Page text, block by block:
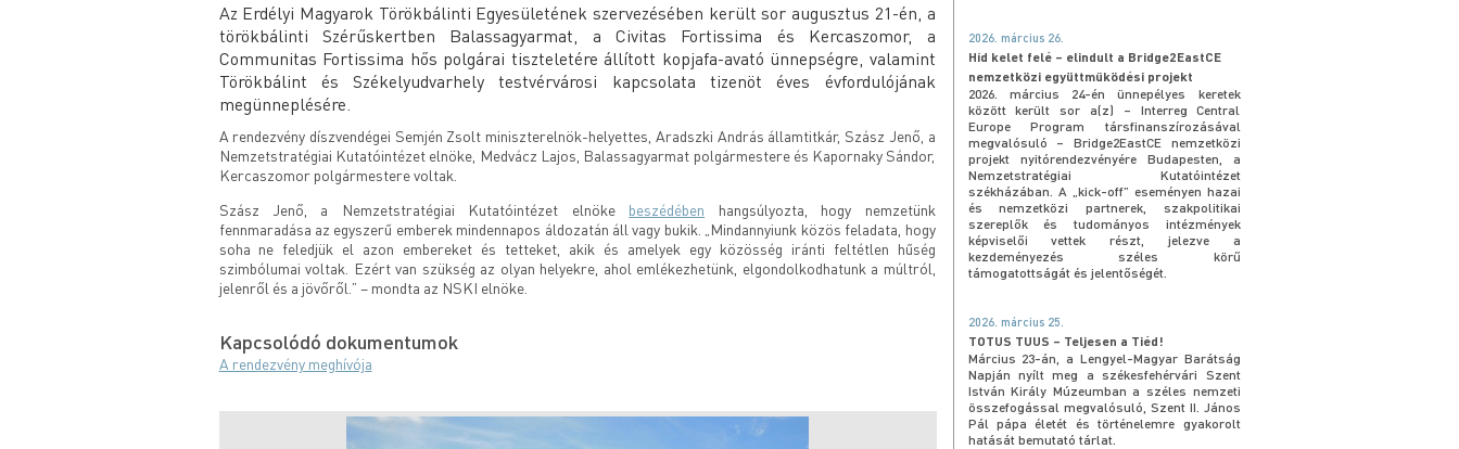
Az Erdélyi Magyarok Törökbálinti Egyesületének szervezésében került sor augusztus 21-én, a
törökbálinti Szérűskertben Balassagyarmat, a Civitas Fortissima és Kercaszomor, a
Communitas Fortissima hős polgárai tiszteletére állított kopjafa-avató ünnepségre, valamint
Törökbálint és Székelyudvarhely testvérvárosi kapcsolata tizenöt éves évfordulójának
megünneplésére.
A rendezvény díszvendégei Semjén Zsolt miniszterelnök-helyettes, Aradszki András államtitkár, Szász Jenő, a
Nemzetstratégiai Kutatóintézet elnöke, Medvácz Lajos, Balassagyarmat polgármestere és Kapornaky Sándor,
Kercaszomor polgármestere voltak.
Szász Jenő, a Nemzetstratégiai Kutatóintézet elnöke beszédében hangsúlyozta, hogy nemzetünk
fennmaradása az egyszerű emberek mindennapos áldozatán áll vagy bukik. „Mindannyiunk közös feladata, hogy
soha ne feledjük el azon embereket és tetteket, akik és amelyek egy közösség iránti feltétlen hűség
szimbólumai voltak. Ezért van szükség az olyan helyekre, ahol emlékezhetünk, elgondolkodhatunk a múltról,
jelenről és a jövőről.” – mondta az NSKI elnöke.
Kapcsolódó dokumentumok
A rendezvény meghívója
2026. március 26.
Híd kelet felé – elindult a Bridge2EastCE
nemzetközi együttműködési projekt
2026. március 24-én ünnepélyes keretek
között került sor a(z) – Interreg Central
Europe Program társfinanszírozásával
megvalósuló – Bridge2EastCE nemzetközi
projekt nyitórendezvényére Budapesten, a
Nemzetstratégiai Kutatóintézet
székházában. A „kick-off” eseményen hazai
és nemzetközi partnerek, szakpolitikai
szereplők és tudományos intézmények
képviselői vettek részt, jelezve a
kezdeményezés széles körű
támogatottságát és jelentőségét.
2026. március 25.
TOTUS TUUS – Teljesen a Tiéd!
Március 23-án, a Lengyel-Magyar Barátság
Napján nyílt meg a székesfehérvári Szent
István Király Múzeumban a széles nemzeti
összefogással megvalósuló, Szent II. János
Pál pápa életét és történelemre gyakorolt
hatását bemutató tárlat.